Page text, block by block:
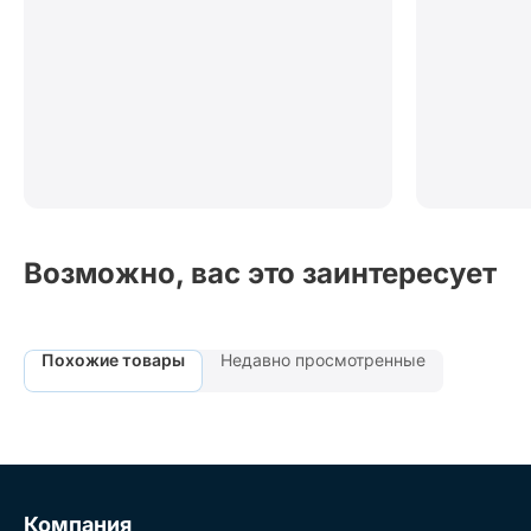
Возможно, вас это заинтересует
Похожие товары Недавно просмотренные
Компания